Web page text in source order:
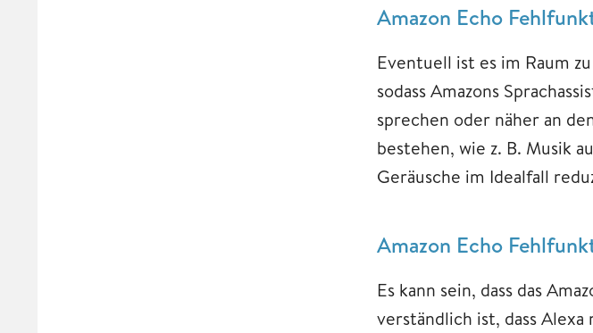
Amazon Echo
Eventuell ist es im Raum
sodass Amazons
sprechen oder näher an
bestehen, wie z. B. Musik
Geräusche im Idealfall
Amazon Echo
Es kann sein, dass das
verständlich ist, dass